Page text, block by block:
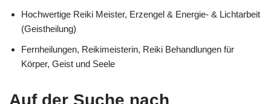
Hochwertige Reiki Meister, Erzengel & Energie- & Lichtarbeit
(Geistheilung)
Fernheilungen, Reikimeisterin, Reiki Behandlungen für
Körper, Geist und Seele
Auf der Suche nach